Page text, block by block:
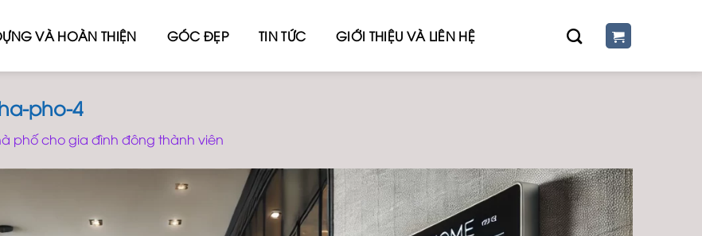
VÀ HOÀN THIỆN GÓC ĐẸP TIN TỨC GIỚI THIỆU VÀ LIÊN HỆ
pho-4
phố cho gia đình đông thành viên